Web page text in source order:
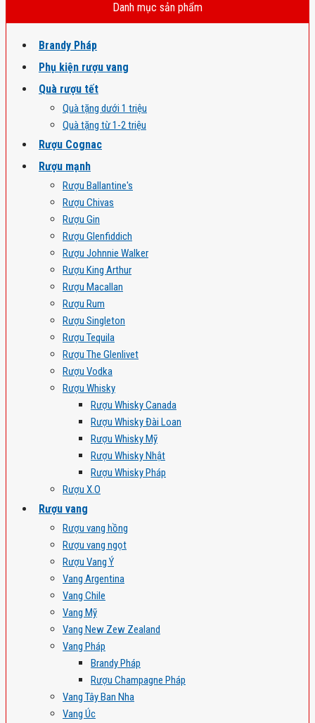
Danh mục sản phẩm
Brandy Pháp
Phụ kiện rượu vang
Quà rượu tết
Quà tặng dưới 1 triệu
Quà tặng từ 1-2 triệu
Rượu Cognac
Rượu mạnh
Rượu Ballantine's
Rượu Chivas
Rượu Gin
Rượu Glenfiddich
Rượu Johnnie Walker
Rượu King Arthur
Rượu Macallan
Rượu Rum
Rượu Singleton
Rượu Tequila
Rượu The Glenlivet
Rượu Vodka
Rượu Whisky
Rượu Whisky Canada
Rượu Whisky Đài Loan
Rượu Whisky Mỹ
Rượu Whisky Nhật
Rượu Whisky Pháp
Rượu X.O
Rượu vang
Rượu vang hồng
Rượu vang ngọt
Rượu Vang Ý
Vang Argentina
Vang Chile
Vang Mỹ
Vang New Zew Zealand
Vang Pháp
Brandy Pháp
Rượu Champagne Pháp
Vang Tây Ban Nha
Vang Úc